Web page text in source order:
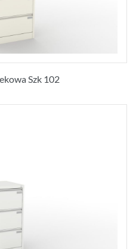
Szk 102